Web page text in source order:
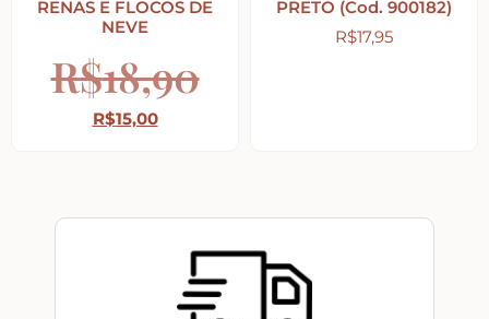
Viagem – Relógios – Engrenagens – Cinema
Peças Diversas em MDF formatos especiais
RENAS E FLOCOS DE
NEVE
R$18,90
R$15,00
PRETO (Cod. 900182)
R$17,95